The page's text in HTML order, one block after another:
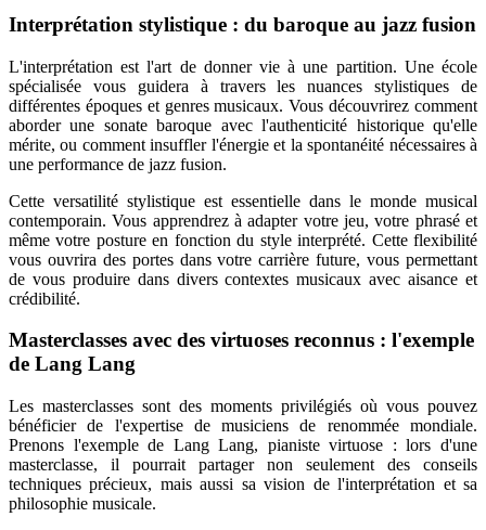
Interprétation stylistique : du baroque au jazz fusion
L'interprétation est l'art de donner vie à une partition. Une école
spécialisée vous guidera à travers les nuances stylistiques de
différentes époques et genres musicaux. Vous découvrirez comment
aborder une sonate baroque avec l'authenticité historique qu'elle
mérite, ou comment insuffler l'énergie et la spontanéité nécessaires à
une performance de jazz fusion.
Cette versatilité stylistique est essentielle dans le monde musical
contemporain. Vous apprendrez à adapter votre jeu, votre phrasé et
même votre posture en fonction du style interprété. Cette flexibilité
vous ouvrira des portes dans votre carrière future, vous permettant
de vous produire dans divers contextes musicaux avec aisance et
crédibilité.
Masterclasses avec des virtuoses reconnus : l'exemple
de Lang Lang
Les masterclasses sont des moments privilégiés où vous pouvez
bénéficier de l'expertise de musiciens de renommée mondiale.
Prenons l'exemple de Lang Lang, pianiste virtuose : lors d'une
masterclasse, il pourrait partager non seulement des conseils
techniques précieux, mais aussi sa vision de l'interprétation et sa
philosophie musicale.